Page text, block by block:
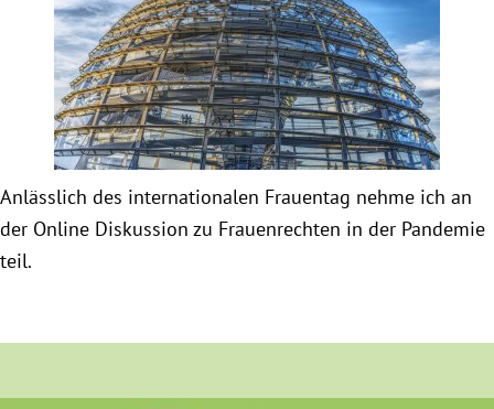
Obfrau im Ausschuss für Menschenrechte und
humanitäre Hilfe
Mein Abstimmungsverhalten
Ämter, Funktionen und Einkünfte
Besuch in Berlin
Anlässlich des internationalen Frauentag nehme ich an
der Online Diskussion zu Frauenrechten in der Pandemie
teil.